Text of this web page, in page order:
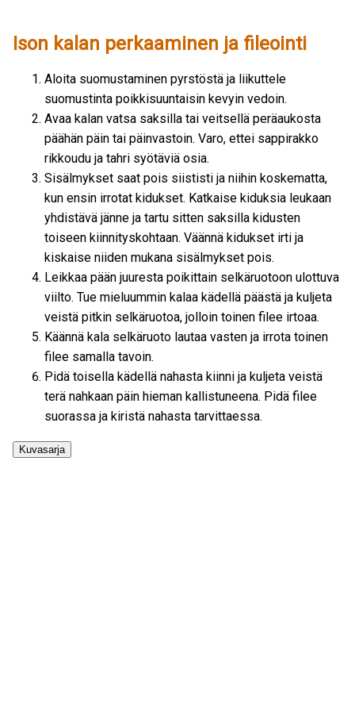
Ison kalan perkaaminen ja fileointi
Aloita suomustaminen pyrstöstä ja liikuttele
suomustinta poikkisuuntaisin kevyin vedoin.
Avaa kalan vatsa saksilla tai veitsellä peräaukosta
päähän päin tai päinvastoin. Varo, ettei sappirakko
rikkoudu ja tahri syötäviä osia.
Sisälmykset saat pois siististi ja niihin koskematta,
kun ensin irrotat kidukset. Katkaise kiduksia leukaan
yhdistävä jänne ja tartu sitten saksilla kidusten
toiseen kiinnityskohtaan. Väännä kidukset irti ja
kiskaise niiden mukana sisälmykset pois.
Leikkaa pään juuresta poikittain selkäruotoon ulottuva
viilto. Tue mieluummin kalaa kädellä päästä ja kuljeta
veistä pitkin selkäruotoa, jolloin toinen filee irtoaa.
Käännä kala selkäruoto lautaa vasten ja irrota toinen
filee samalla tavoin.
Pidä toisella kädellä nahasta kiinni ja kuljeta veistä
terä nahkaan päin hieman kallistuneena. Pidä filee
suorassa ja kiristä nahasta tarvittaessa.
Kuvasarja